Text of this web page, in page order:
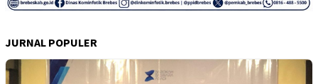
JURNAL POPULER